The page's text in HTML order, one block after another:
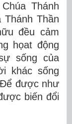
Thánh
Thánh Thần
đều cảm
họat động
sống của
khác sống
được như
biến đổi